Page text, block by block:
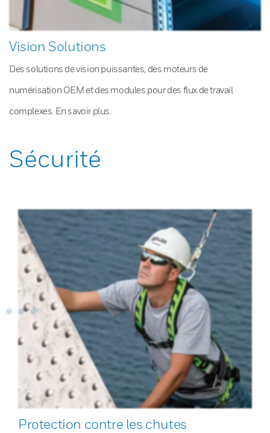
Vision Solutions
Des solutions de vision puissantes, des moteurs de
numérisation OEM et des modules pour des flux de travail
complexes. En savoir plus.
Sécurité
Protection contre les chutes